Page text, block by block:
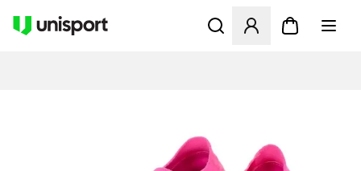
Öppnar en Modal för att